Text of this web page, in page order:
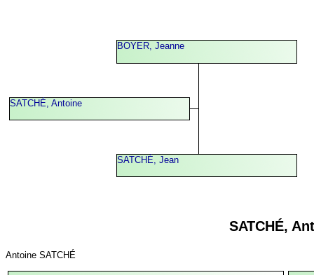
SATCHÉ, Antoine
BOYER, Jeanne
SATCHÉ, Jean
SATCHÉ,
Antoine SATCHÉ